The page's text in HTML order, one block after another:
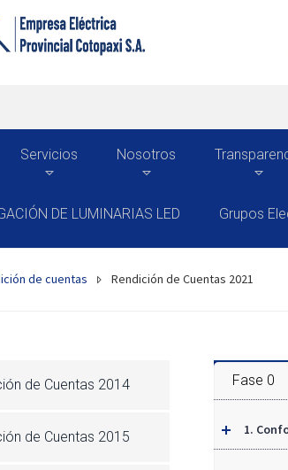
Servicios Nosotros
DE LUMINARIAS LED Grupos
de cuentas Rendición de Cuentas 2021
de Cuentas 2014
de Cuentas 2015
Fase 0
1.